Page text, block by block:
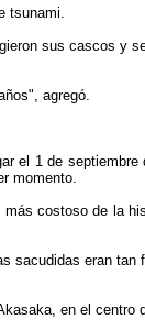
tsunami.
sus cascos y
agregó.
el 1 de
momento.
costoso de la
sacudidas eran
en el centro